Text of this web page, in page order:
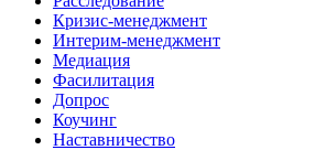
Кризис-менеджмент
Интерим-менеджмент
Медиация
Фасилитация
Допрос
Коучинг
Наставничество